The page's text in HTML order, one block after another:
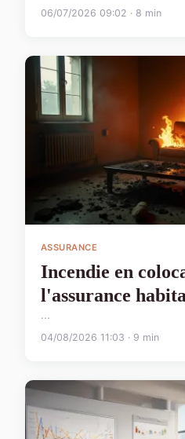
06/07/2026 09:02 · 8 min
ASSURANCE
Incendie en
l'assurance
...
04/08/2026 11:03 · 9 min